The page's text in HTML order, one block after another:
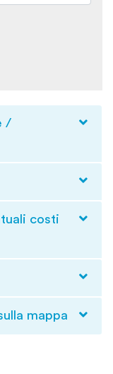
/
costi
mappa